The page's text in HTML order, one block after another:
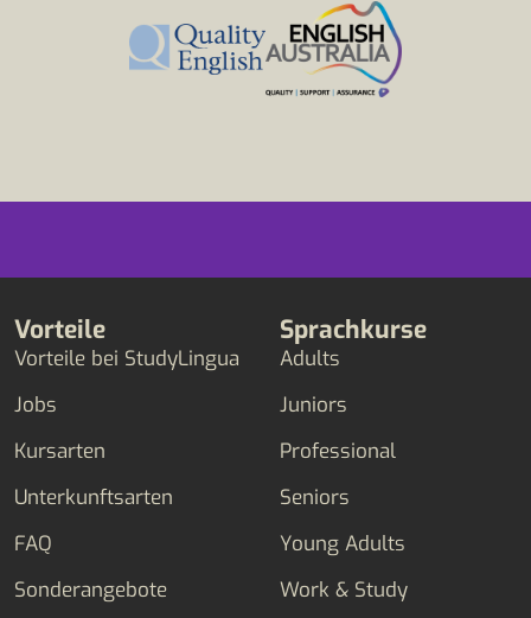
Vorteile
Vorteile bei StudyLingua
Jobs
Kursarten
Unterkunftsarten
FAQ
Sonderangebote
Sprachkurse
Adults
Juniors
Professional
Seniors
Young Adults
Work & Study